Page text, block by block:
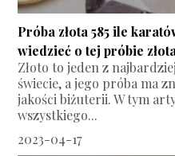
Próba złota 585 ile
wiedzieć o tej próbie złota
Złoto to jeden z
świecie, a jego próba ma
jakości biżuterii. W tym
wszystkiego...
2023-04-17